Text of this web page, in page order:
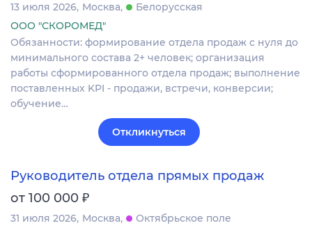
13 июля 2026 Москва
Белорусская
ООО "СКОРОМЕД"
Обязанности: формирование отдела продаж с нуля до
минимального состава 2+ человек; организация
работы сформированного отдела продаж; выполнение
поставленных KPI - продажи, встречи, конверсии;
обучение…
Откликнуться
Руководитель отдела прямых продаж
от 100 000 ₽
31 июля 2026 Москва
Октябрьское поле